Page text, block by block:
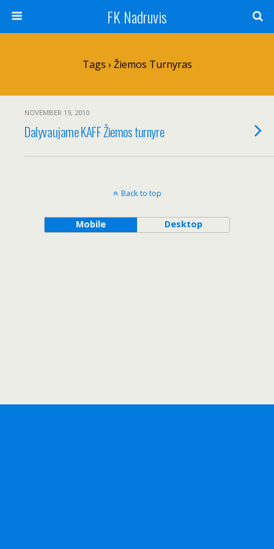
FK Nadruvis
Tags › Žiemos Turnyras
NOVEMBER 19, 2010
Dalyvaujame KAFF Žiemos turnyre
Back to top
Mobile Desktop